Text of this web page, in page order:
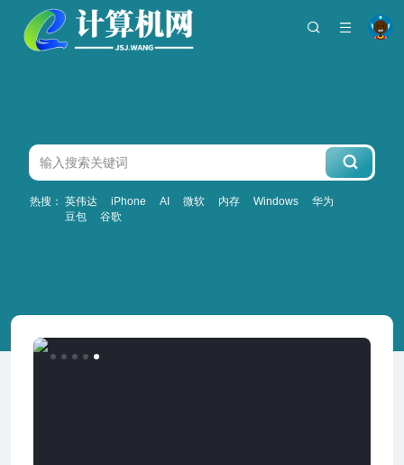
热搜： 英伟达 iPhone AI 微软 内存 Windows
华为
豆包
谷歌